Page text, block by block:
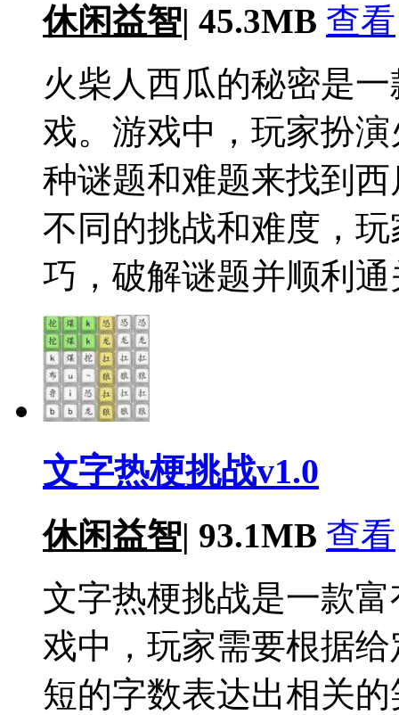
休闲益智| 45.3MB 查看
火柴人西瓜的秘密是
戏。游戏中，玩家扮
种谜题和难题来找到
不同的挑战和难度，
巧，破解谜题并顺利通
文字热梗挑战v1.0
休闲益智| 93.1MB 查看
文字热梗挑战是一款
戏中，玩家需要根据
短的字数表达出相关